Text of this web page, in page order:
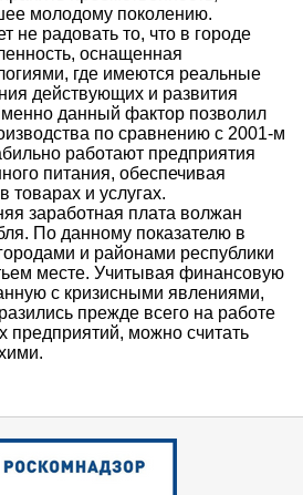
молодому поколению.
не радовать то, что в городе
оснащенная
где имеются реальные
действующих и развития
данный фактор позволил
по сравнению с 2001-м
работают предприятия
питания, обеспечивая
товарах и услугах.
заработная плата волжан
По данному показателю в
и районами республики
месте. Учитывая финансовую
с кризисными явлениями,
прежде всего на работе
можно считать